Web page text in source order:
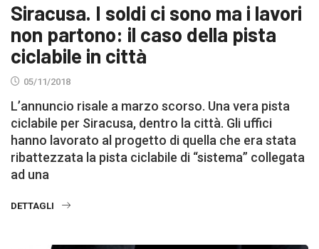
Siracusa. I soldi ci sono ma i lavori
non partono: il caso della pista
ciclabile in città
05/11/2018
L’annuncio risale a marzo scorso. Una vera pista
ciclabile per Siracusa, dentro la città. Gli uffici
hanno lavorato al progetto di quella che era stata
ribattezzata la pista ciclabile di “sistema” collegata
ad una
DETTAGLI